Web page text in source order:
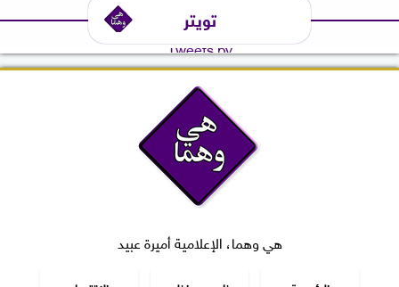
تويتر
Tweets by
هي وهما، الإعلامية أميرة عبيد